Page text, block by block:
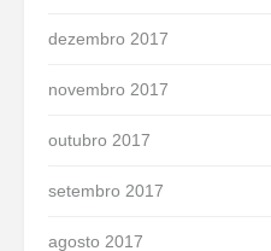
dezembro 2017
novembro 2017
outubro 2017
setembro 2017
agosto 2017